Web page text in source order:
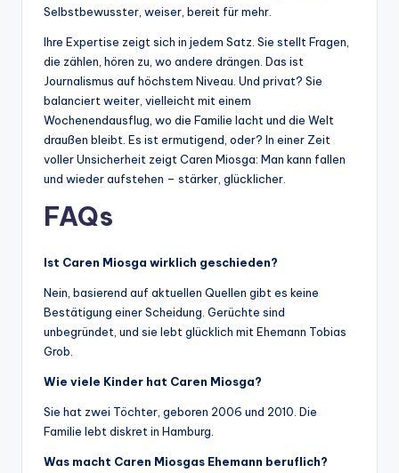
Selbstbewusster, weiser, bereit für mehr.
Ihre Expertise zeigt sich in jedem Satz. Sie stellt Fragen,
die zählen, hören zu, wo andere drängen. Das ist
Journalismus auf höchstem Niveau. Und privat? Sie
balanciert weiter, vielleicht mit einem
Wochenendausflug, wo die Familie lacht und die Welt
draußen bleibt. Es ist ermutigend, oder? In einer Zeit
voller Unsicherheit zeigt Caren Miosga: Man kann fallen
und wieder aufstehen – stärker, glücklicher.
FAQs
Ist Caren Miosga wirklich geschieden?
Nein, basierend auf aktuellen Quellen gibt es keine
Bestätigung einer Scheidung. Gerüchte sind
unbegründet, und sie lebt glücklich mit Ehemann Tobias
Grob.
Wie viele Kinder hat Caren Miosga?
Sie hat zwei Töchter, geboren 2006 und 2010. Die
Familie lebt diskret in Hamburg.
Was macht Caren Miosgas Ehemann beruflich?